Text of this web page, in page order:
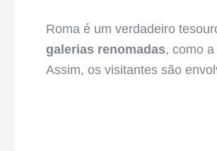
Roma é um verdadeiro
galerias renomadas, como a
Assim, os visitantes são